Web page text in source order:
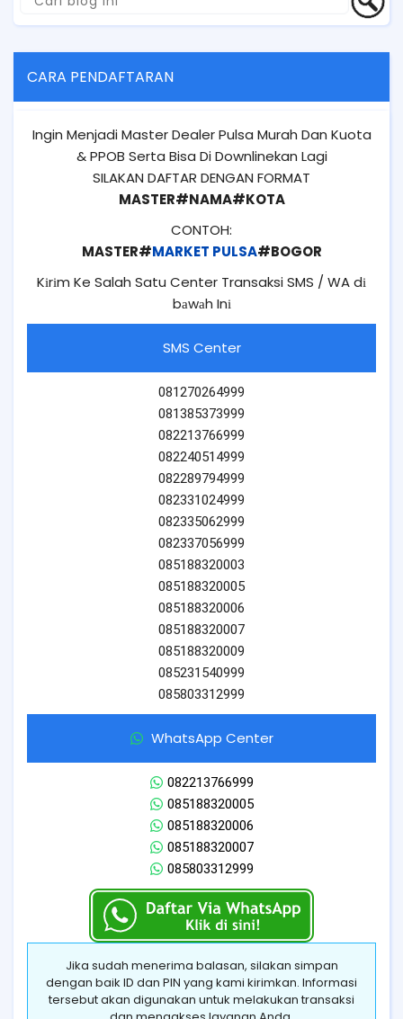
CARA PENDAFTARAN
Ingin Menjadi Master Dealer Pulsa Murah Dan Kuota
& PPOB Serta Bisa Di Downlinekan Lagi
SILAKAN DAFTAR DENGAN FORMAT
MASTER#NAMA#KOTA
CONTOH:
MASTER#MARKET PULSA#BOGOR
Kіrіm Ke Salah Satu Center Transaksi SMS / WA dі
bаwаh Inі
SMS Center
081270264999
081385373999
082213766999
082240514999
082289794999
082331024999
082335062999
082337056999
085188320003
085188320005
085188320006
085188320007
085188320009
085231540999
085803312999
WhatsApp Center
082213766999
085188320005
085188320006
085188320007
085803312999
Jika sudah menerima balasan, silakan simpan
dengan baik ID dan PIN yang kami kirimkan. Informasi
tersebut akan digunakan untuk melakukan transaksi